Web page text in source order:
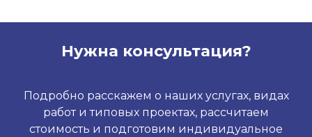
Нужна консультация?
Подробно расскажем о наших услугах, видах
работ и типовых проектах, рассчитаем
стоимость и подготовим индивидуальное